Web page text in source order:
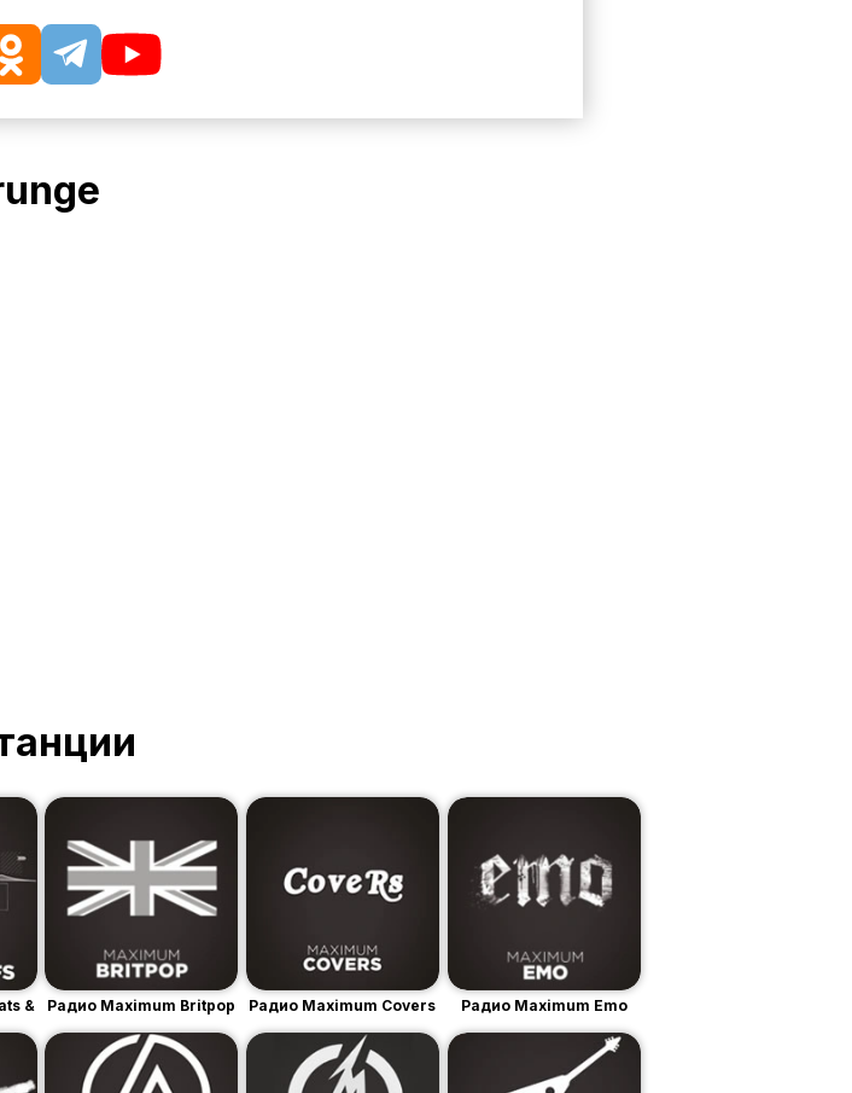
&
Радио Maximum Britpop Радио Maximum Covers Радио Maximum Emo